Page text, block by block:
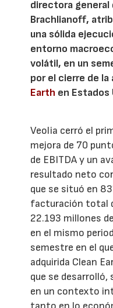
directora general
Brachlianoff,
una sólida
entorno
volátil, en un
por el cierre de la
Earth en Estados
Veolia cerró el
mejora de 70
de EBITDA y un
resultado neto
que se situó en
facturación total
22.193 millones
en el mismo
semestre en el
adquirida Clean
que se desarrolló,
en un contexto